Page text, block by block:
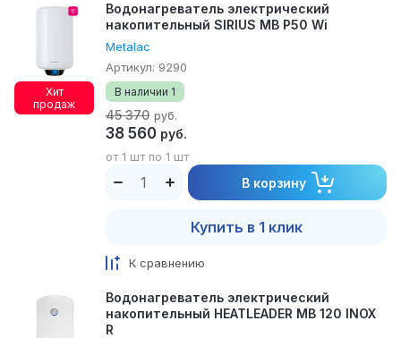
Хит
продаж
Водонагреватель электрический
накопительный SIRIUS MB P50 Wi
Metalac
Артикул: 9290
В наличии 1
45 370 руб.
38 560 руб.
от 1 шт по 1 шт
В корзину
Купить в 1 клик
К сравнению
Водонагреватель электрический
накопительный HEATLEADER MB 120 INOX
R